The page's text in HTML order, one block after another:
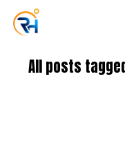
All posts